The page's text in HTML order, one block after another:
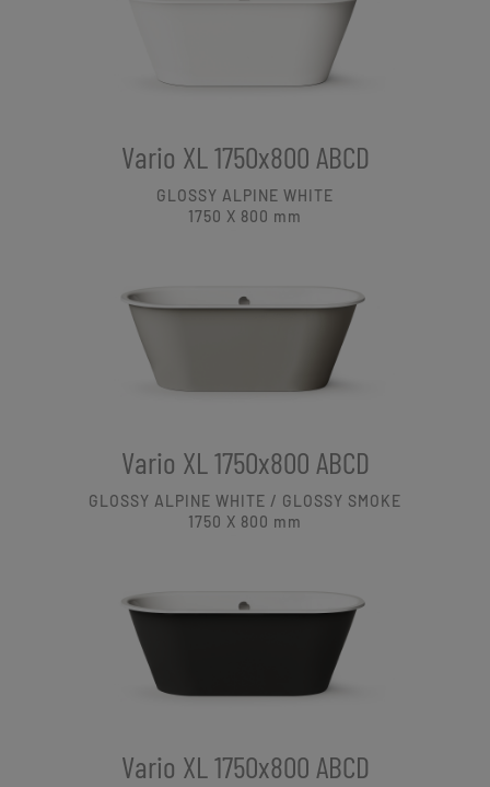
Vario XL 1750x800 ABCD
GLOSSY ALPINE WHITE
1750 X 800 mm
Vario XL 1750x800 ABCD
GLOSSY ALPINE WHITE / GLOSSY SMOKE
1750 X 800 mm
Vario XL 1750x800 ABCD